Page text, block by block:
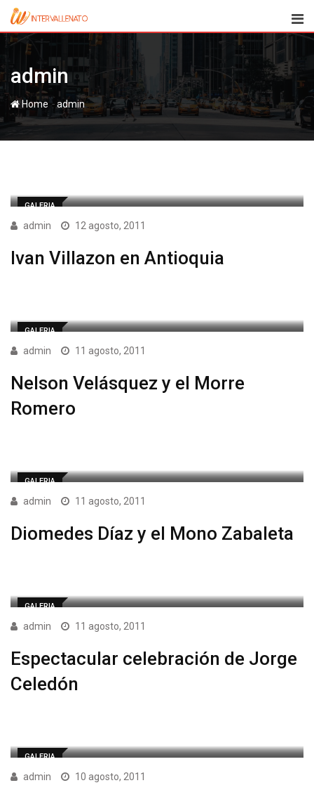
Skip
content
admin
Home-admin
GALERIA
admin 12 agosto, 2011
Ivan Villazon en Antioquia
GALERIA
admin 11 agosto, 2011
Nelson Velásquez y el Morre
Romero
GALERIA
admin 11 agosto, 2011
Diomedes Díaz y el Mono Zabaleta
GALERIA
admin 11 agosto, 2011
Espectacular celebración de Jorge
GALERIA
admin 10 agosto, 2011